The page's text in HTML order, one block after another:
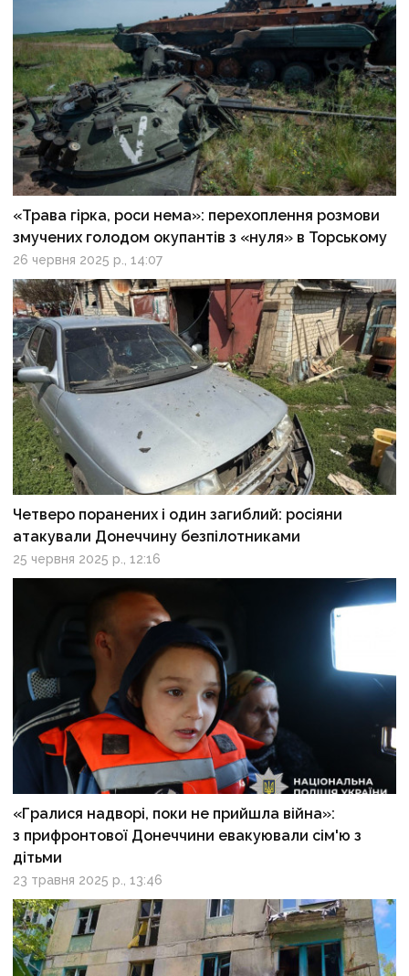
«Трава гірка, роси нема»: перехоплення розмови
змучених голодом окупантів з «нуля» в Торському
26 червня 2025 р., 14:07
Четверо поранених і один загиблий: росіяни
атакували Донеччину безпілотниками
25 червня 2025 р., 12:16
«Гралися надворі, поки не прийшла війна»:
з прифронтової Донеччини евакуювали сім'ю з
дітьми
23 травня 2025 р., 13:46